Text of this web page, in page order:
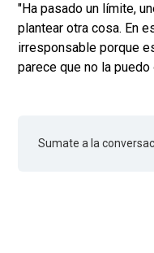
"Ha pasado un límite,
plantear otra cosa. En
irresponsable porque
parece que no la puedo
Sumate a la